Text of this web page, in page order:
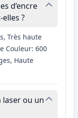
d’encre
?
Très haute
Couleur: 600
Haute
laser ou un